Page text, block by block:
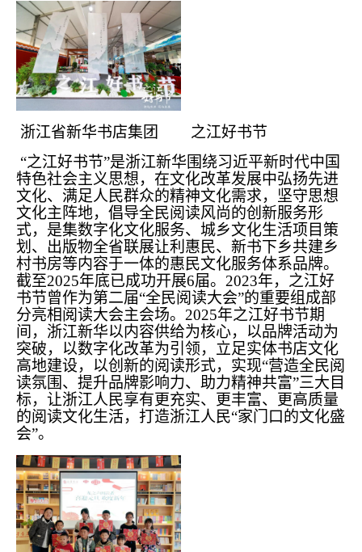
浙江省新华书店集团 之江好书节
“之江好书节”是浙江新华围绕习近平新时代中国
特色社会主义思想，在文化改革发展中弘扬先进
文化、满足人民群众的精神文化需求，坚守思想
文化主阵地，倡导全民阅读风尚的创新服务形
式，是集数字化文化服务、城乡文化生活项目策
划、出版物全省联展让利惠民、新书下乡共建乡
村书房等内容于一体的惠民文化服务体系品牌。
截至2025年底已成功开展6届。2023年，之江好
书节曾作为第二届“全民阅读大会”的重要组成部
分亮相阅读大会主会场。2025年之江好书节期
间，浙江新华以内容供给为核心，以品牌活动为
突破，以数字化改革为引领，立足实体书店文化
高地建设，以创新的阅读形式，实现“营造全民阅
读氛围、提升品牌影响力、助力精神共富”三大目
标，让浙江人民享有更充实、更丰富、更高质量
的阅读文化生活，打造浙江人民“家门口的文化盛
会”。